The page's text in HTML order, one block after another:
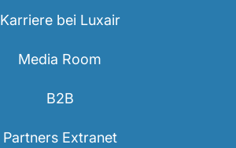
Karriere bei Luxair
Media Room
B2B
Partners Extranet